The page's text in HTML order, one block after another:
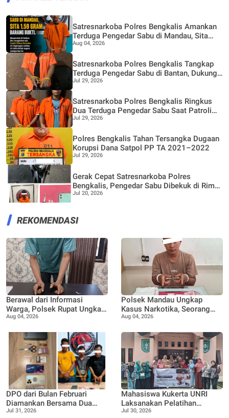
Satresnarkoba Polres Bengkalis Amankan
Terduga Pengedar Sabu di Mandau, Sita
1,59 Gram Barang Bukti
Aug 04, 2026
Satresnarkoba Polres Bengkalis Tangkap
Terduga Pengedar Sabu di Bantan, Dukung
Program Pencegahan Pemberantasan
Peredaran Gelap Narkotika
Jul 29, 2026
Satresnarkoba Polres Bengkalis Ringkus
Dua Terduga Pengedar Sabu Saat Patroli
Gabungan
Jul 29, 2026
Polres Bengkalis Tahan Tersangka Dugaan
Korupsi Dana Satpol PP TA 2021–2022
Jul 29, 2026
Gerak Cepat Satresnarkoba Polres
Bengkalis, Pengedar Sabu Dibekuk di Rimba
Sekampung
Jul 20, 2026
REKOMENDASI
Berawal dari Informasi
Warga, Polsek Rupat Ungkap
Kasus Sabu dan Amankan
Aug 04, 2026
Polsek Mandau Ungkap
Kasus Narkotika, Seorang
Pria Diamankan dengan
Aug 04, 2026
DPO dari Bulan Februari
Diamankan Bersama Dua
Rekan Lainnya Terkait
Jul 31, 2026
Mahasiswa Kukerta UNRI
Laksanakan Pelatihan
Pemanfaatan Minyak
Jul 30, 2026